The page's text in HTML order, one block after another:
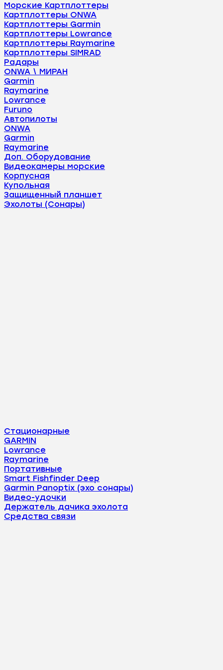
Морские Картплоттеры
Картплоттеры ONWA
Картплоттеры Garmin
Картплоттеры Lowrance
Картплоттеры Raymarine
Картплоттеры SIMRAD
Радары
ONWA \ МИРАН
Garmin
Raymarine
Lowrance
Furuno
Автопилоты
ONWA
Garmin
Raymarine
Доп. Оборудование
Видеокамеры морские
Корпусная
Купольная
Защищенный планшет
Эхолоты (Сонары)
Стационарные
GARMIN
Lowrance
Raymarine
Портативные
Smart Fishfinder Deep
Garmin Panoptix (эхо сонары)
Видео-удочки
Держатель дачика эхолота
Средства связи